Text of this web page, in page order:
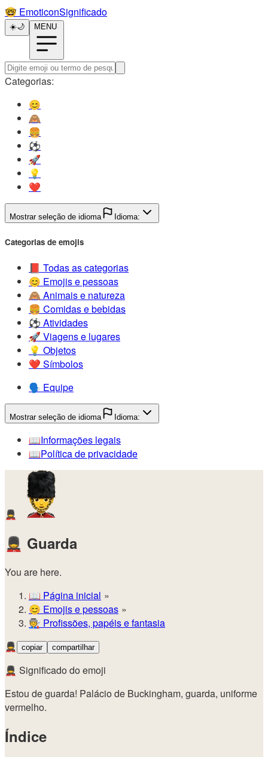
🤓️ EmoticonSignificado
☀️🌙 MENU
Categorias:
😊️
🙈️
🍔️
⚽️
🚀️
💡️
❤️
Mostrar seleção de idioma Idioma:
Categorias de emojis
📕️ Todas as categorias
😊️ Emojis e pessoas
🙈️ Animais e natureza
🍔️ Comidas e bebidas
⚽️ Atividades
🚀️ Viagens e lugares
💡️ Objetos
❤️ Símbolos
🗣️ Equipe
Mostrar seleção de idioma Idioma:
📖️Informações legais
📖️Política de privacidade
💂
💂 Guarda
You are here.
📖 Página inicial
😊️ Emojis e pessoas
🧑‍🏭 Profissões, papéis e fantasia
💂
copiar compartilhar
💂 Significado do emoji
Estou de guarda! Palácio de Buckingham, guarda, uniforme
vermelho.
Índice